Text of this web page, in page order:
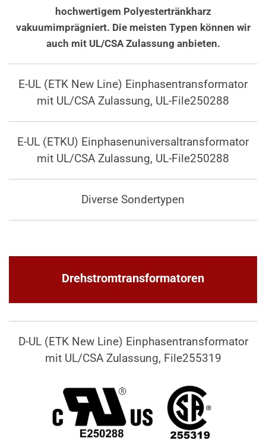
hochwertigem Polyestertränkharz
vakuumimprägniert. Die meisten Typen können wir
auch mit UL/CSA Zulassung anbieten.
E-UL (ETK New Line) Einphasentransformator
mit UL/CSA Zulassung, UL-File250288
E-UL (ETKU) Einphasenuniversaltransformator
mit UL/CSA Zulassung, UL-File250288
Diverse Sondertypen
Drehstromtransformatoren
D-UL (ETK New Line) Einphasentransformator
mit UL/CSA Zulassung, File255319